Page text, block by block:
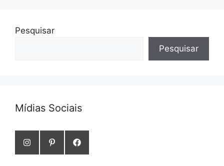
Pesquisar
Pesquisar
Mídias Sociais